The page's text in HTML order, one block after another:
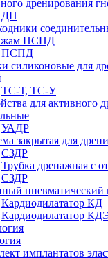
дренирования
ДП
ПСПД
ПСПД
силиконовые для
ТС-Т, ТС-У
для активного
УАДР
закрытая для
СЗДР
Трубка дренажная с
СЗДР
пневматический
Кардиодилататор КД
Кардиодилататор
имплантатов